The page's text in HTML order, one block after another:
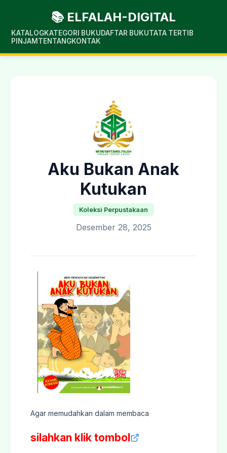
📚 ELFALAH-DIGITAL
KATALOGKATEGORI BUKUDAFTAR BUKUTATA TERTIB
PINJAM TENTANGKONTAK
Aku Bukan Anak
Kutukan
Koleksi Perpustakaan
Desember 28, 2025
Agar memudahkan dalam membaca
silahkan klik tombol